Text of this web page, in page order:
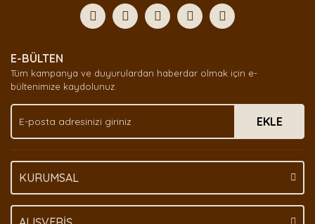
Yorum Yaz
Görüş ve önerileriniz için teşekkür ederiz.
Ürün açıklamasında eksik bilgiler bulunuyor.
Ürün bilgilerinde hatalar bulunuyor.
Bu ürüne benzer farklı alternatifler olmalı.
E-BÜLTEN
Tüm kampanya ve duyurulardan haberdar olmak için e-
bültenimize kaydolunuz.
EKLE
KURUMSAL